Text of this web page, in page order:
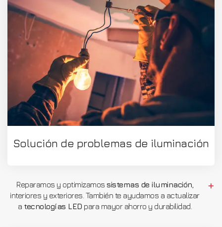
Solución de problemas de iluminación
Reparamos y optimizamos sistemas de iluminación
interiores y exteriores. También te ayudamos a actualizar
a tecnologías LED para mayor ahorro y durabilidad.